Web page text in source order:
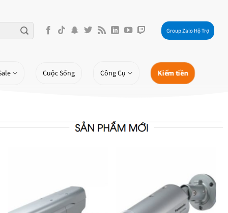
Group Zalo Hộ Trợ
Cuộc Sống Công Cụ Kiếm tiền